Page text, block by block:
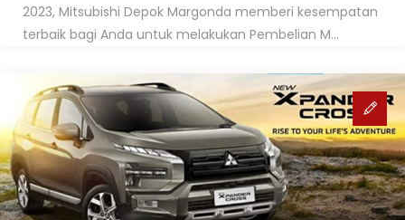
2023, Mitsubishi Depok Margonda memberi kesempatan
terbaik bagi Anda untuk melakukan Pembelian M...